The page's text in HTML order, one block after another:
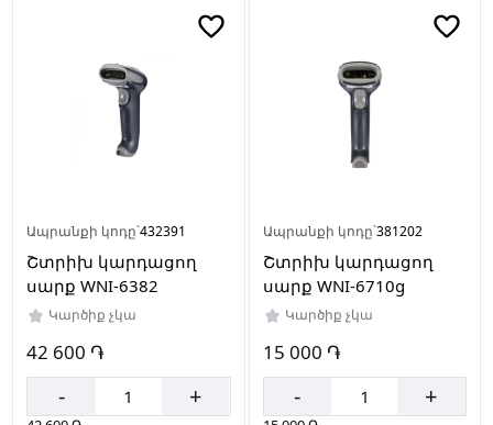
Ապրանքի կոդը՝432391
Շտրիխ կարդացող
սարք WNI-6382
Կարծիք չկա
42 600 ֏
- +
Ապրանքի կոդը՝381202
Շտրիխ կարդացող
սարք WNI-6710g
Կարծիք չկա
15 000 ֏
- +